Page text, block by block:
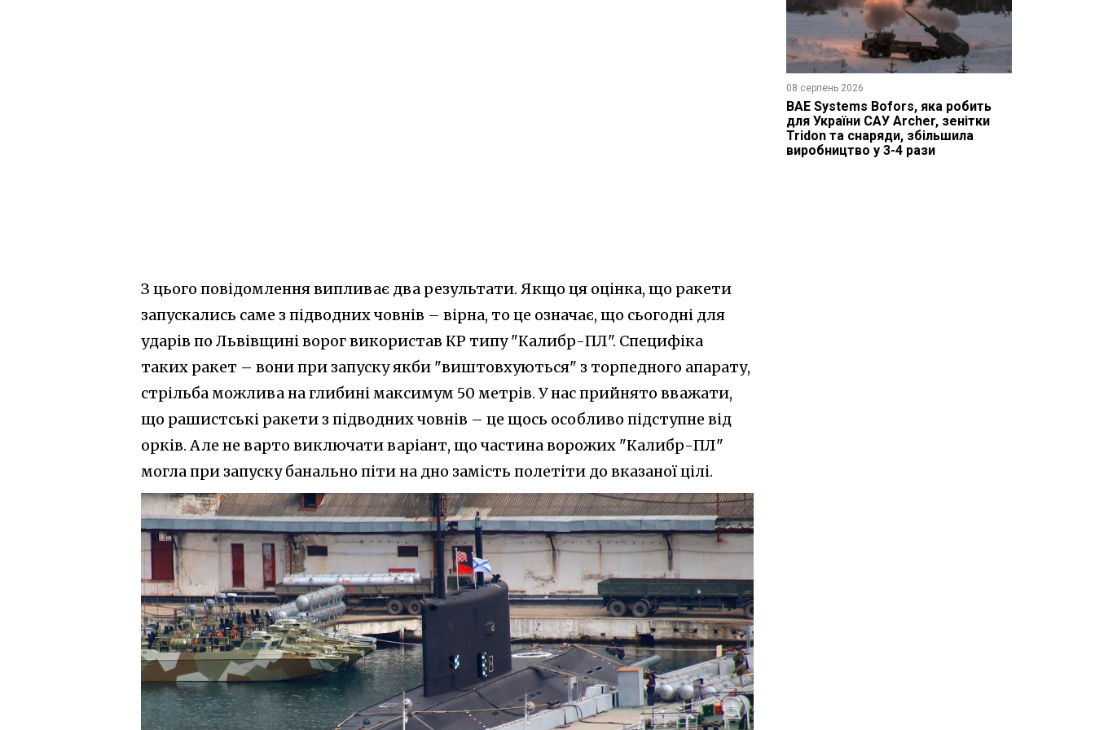
З цього повідомлення випливає два результати. Якщо ця оцінка, що ракети
запускались саме з підводних човнів – вірна, то це означає, що сьогодні для
ударів по Львівщині ворог використав КР типу "Калибр-ПЛ". Специфіка
таких ракет – вони при запуску якби "виштовхуються" з торпедного апарату,
стрільба можлива на глибині максимум 50 метрів. У нас прийнято вважати,
що рашистські ракети з підводних човнів – це щось особливо підступне від
орків. Але не варто виключати варіант, що частина ворожих "Калибр-ПЛ"
могла при запуску банально піти на дно замість полетіти до вказаної цілі.
08 серпень 2026
BAE Systems Bofors, яка робить
для України САУ Archer, зенітки
Tridon та снаряди, збільшила
виробництво у 3-4 рази